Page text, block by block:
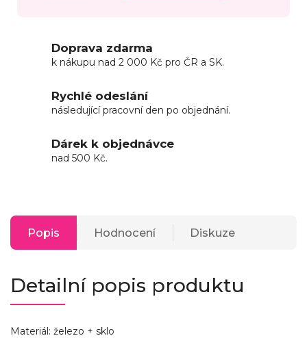
Doprava zdarma
k nákupu nad 2 000 Kč pro ČR a SK.
Rychlé odeslání
následující pracovní den po objednání.
Dárek k objednávce
nad 500 Kč.
Popis Hodnocení Diskuze
Detailní popis produktu
Materiál: železo + sklo